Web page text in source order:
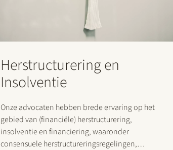
Herstructurering en
Insolventie
Onze advocaten hebben brede ervaring op het
gebied van (financiële) herstructurering,
insolventie en financiering, waaronder
consensuele herstructureringsregelingen,